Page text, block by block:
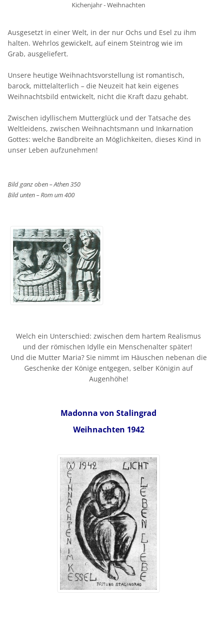
Kichenjahr - Weihnachten
Ausgesetzt in einer Welt, in der nur Ochs und Esel zu ihm
halten. Wehrlos gewickelt, auf einem Steintrog wie im
Grab, ausgeliefert.
Unsere heutige Weihnachtsvorstellung ist romantisch,
barock, mittelalterlich – die Neuzeit hat kein eigenes
Weihnachtsbild entwickelt, nicht die Kraft dazu gehabt.
Zwischen idyllischem Mutterglück und der Tatsache des
Weltleidens, zwischen Weihnachtsmann und Inkarnation
Gottes: welche Bandbreite an Möglichkeiten, dieses Kind in
unser Leben aufzunehmen!
Bild ganz oben – Athen 350
Bild unten – Rom um 400
Welch ein Unterschied: zwischen dem hartem Realismus
und der römischen Idylle ein Menschenalter später!
Und die Mutter Maria? Sie nimmt im Häuschen nebenan die
Geschenke der Könige entgegen, selber Königin auf
Augenhöhe!
Madonna von Stalingrad
Weihnachten 1942